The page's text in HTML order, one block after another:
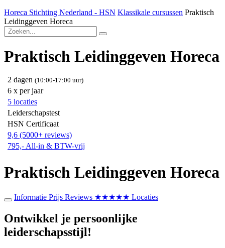
Horeca Stichting Nederland - HSN Klassikale cursussen Praktisch
Leidinggeven Horeca
Praktisch Leidinggeven Horeca
2 dagen (10:00-17:00 uur)
6 x per jaar
5 locaties
Leiderschapstest
HSN Certificaat
9,6 (5000+ reviews)
795,- All-in & BTW-vrij
Praktisch Leidinggeven Horeca
Informatie Prijs Reviews ★★★★★ Locaties
Ontwikkel je persoonlijke
leiderschapsstijl!